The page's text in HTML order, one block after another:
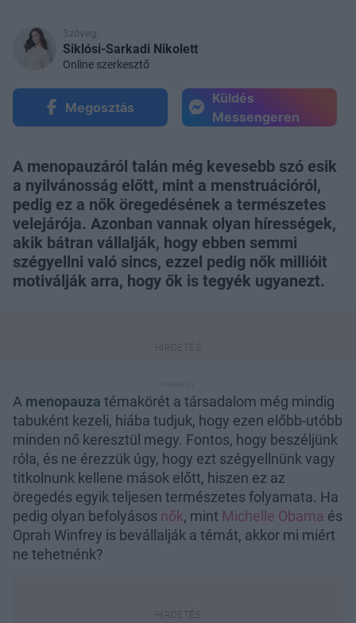
Szöveg:
Siklósi-Sarkadi Nikolett
Online szerkesztő
Megosztás
Küldés
Messengeren
A menopauzáról talán még kevesebb szó esik
a nyilvánosság előtt, mint a menstruációról,
pedig ez a nők öregedésének a természetes
velejárója. Azonban vannak olyan hírességek,
akik bátran vállalják, hogy ebben semmi
szégyellni való sincs, ezzel pedig nők millióit
motiválják arra, hogy ők is tegyék ugyanezt.
A menopauza témakörét a társadalom még mindig
tabuként kezeli, hiába tudjuk, hogy ezen előbb-utóbb
minden nő keresztül megy. Fontos, hogy beszéljünk
róla, és ne érezzük úgy, hogy ezt szégyellnünk vagy
titkolnunk kellene mások előtt, hiszen ez az
öregedés egyik teljesen természetes folyamata. Ha
pedig olyan befolyásos nők, mint Michelle Obama és
Oprah Winfrey is bevállalják a témát, akkor mi miért
ne tehetnénk?